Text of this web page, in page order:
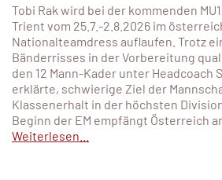
Tobi Rak wird bei der kommenden
Trient vom 25.7.-2.8.2026 im
Nationalteamdress auflaufen. Trotz
Bänderrisses in der Vorbereitung
den 12 Mann-Kader unter Headcoach
erklärte, schwierige Ziel der
Klassenerhalt in der höchsten
Beginn der EM empfängt Österreich
Weiterlesen...